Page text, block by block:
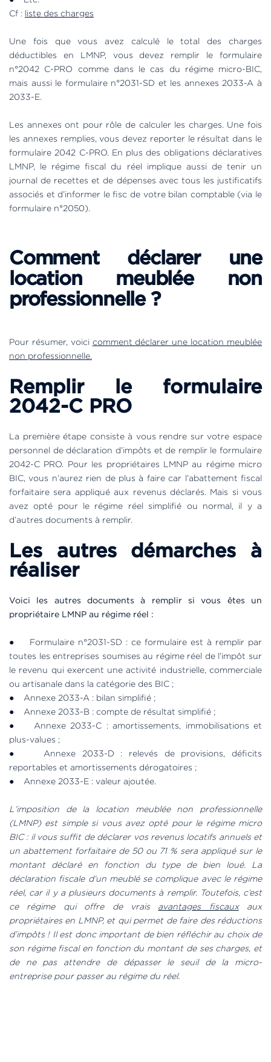
Cf : liste des charges
Une fois que vous avez calculé le total des charges
déductibles en LMNP, vous devez remplir le formulaire
n°2042 C-PRO comme dans le cas du régime micro-BIC,
mais aussi le formulaire n°2031-SD et les annexes 2033-A à
2033-E.
Les annexes ont pour rôle de calculer les charges. Une fois
les annexes remplies, vous devez reporter le résultat dans le
formulaire 2042 C-PRO. En plus des obligations déclaratives
LMNP, le régime fiscal du réel implique aussi de tenir un
journal de recettes et de dépenses avec tous les justificatifs
associés et d’informer le fisc de votre bilan comptable (via le
formulaire n°2050).
Comment déclarer une
location meublée non
professionnelle ?
Pour résumer, voici comment déclarer une location meublée
non professionnelle.
Remplir le formulaire
2042-C PRO
La première étape consiste à vous rendre sur votre espace
personnel de déclaration d’impôts et de remplir le formulaire
2042-C PRO. Pour les propriétaires LMNP au régime micro
BIC, vous n’aurez rien de plus à faire car l’abattement fiscal
forfaitaire sera appliqué aux revenus déclarés. Mais si vous
avez opté pour le régime réel simplifié ou normal, il y a
d’autres documents à remplir.
Les autres démarches à
réaliser
Voici les autres documents à remplir si vous êtes un
propriétaire LMNP au régime réel :
● Formulaire n°2031-SD : ce formulaire est à remplir par
toutes les entreprises soumises au régime réel de l’impôt sur
le revenu qui exercent une activité industrielle, commerciale
ou artisanale dans la catégorie des BIC ;
● Annexe 2033-A : bilan simplifié ;
● Annexe 2033-B : compte de résultat simplifié ;
● Annexe 2033-C : amortissements, immobilisations et
plus-values ;
● Annexe 2033-D : relevés de provisions, déficits
reportables et amortissements dérogatoires ;
● Annexe 2033-E : valeur ajoutée.
L’imposition de la location meublée non professionnelle
(LMNP) est simple si vous avez opté pour le régime micro
BIC : il vous suffit de déclarer vos revenus locatifs annuels et
un abattement forfaitaire de 50 ou 71 % sera appliqué sur le
montant déclaré en fonction du type de bien loué. La
déclaration fiscale d’un meublé se complique avec le régime
réel, car il y a plusieurs documents à remplir. Toutefois, c’est
ce régime qui offre de vrais avantages fiscauxaux
propriétaires en LMNP, et qui permet de faire des réductions
d’impôts ! Il est donc important de bien réfléchir au choix de
son régime fiscal en fonction du montant de ses charges, et
de ne pas attendre de dépasser le seuil de la micro-
entreprise pour passer au régime du réel.